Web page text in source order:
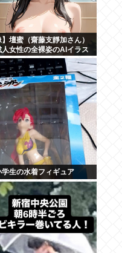
】壇蜜（齋藤支靜加さん）
人女性の全裸姿のAIイラス
るぞ！おぱーい！おへそ！
！【秋田県出身】
学生の水着フィギュア